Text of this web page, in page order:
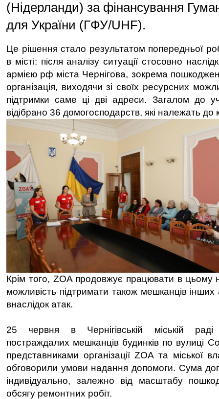
(Нідерланди) за фінансування
для України (ГФУ/UHF).
Це рішення стало результатом попередньої
в місті: після аналізу ситуації стосовно
армією рф міста Чернігова, зокрема
організація, виходячи зі своїх ресурсних
підтримки саме ці дві адреси. Загалом до
відібрано 36 домогосподарств, які належать до
Крім того, ZOA продовжує працювати в цьому
можливість підтримати також мешканців
внаслідок атак.
25 червня в Чернігівській міській раді
постраждалих мешканців будинків по вулиці
представниками організації ZOA та міської
обговорили умови надання допомоги. Сума
індивідуально, залежно від масштабу
обсягу ремонтних робіт.